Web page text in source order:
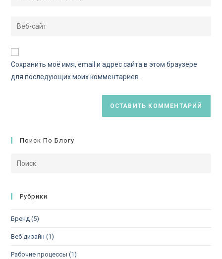
Сохранить моё имя, email и адрес сайта в этом браузере
для последующих моих комментариев.
Поиск По Блогу
Рубрики
Бренд (5)
Веб дизайн (1)
Рабочие процессы (1)